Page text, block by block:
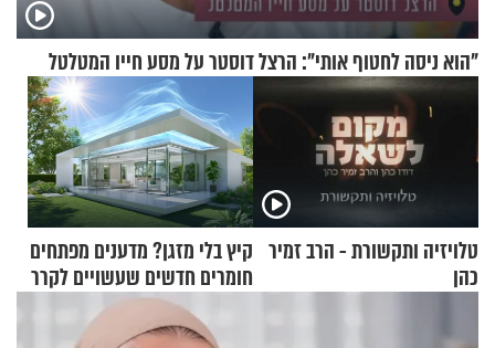
"הוא ניסה לחטוף אותי": הרצל דוסטר על מסע חייו המטלטל
טלויזיה ותקשורת - הרב זמיר
כהן
קיץ בלי מזגן? מדענים מפתחים
חומרים חדשים שעשויים לקרר